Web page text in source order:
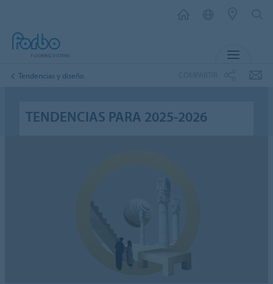
Tendencias y diseño
TENDENCIAS PARA 2025-2026